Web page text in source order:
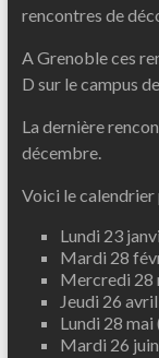
rencontres de
A Grenoble ces
D sur le campus
La dernière
décembre.
Voici le calendrier
Lundi 23
Mardi 28
Mercredi 28
Jeudi 26
Lundi 28
Mardi 26